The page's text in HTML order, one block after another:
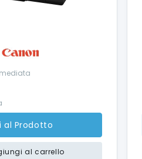
0,1～0,6 mm o inferiore
al Prodotto
al carrello